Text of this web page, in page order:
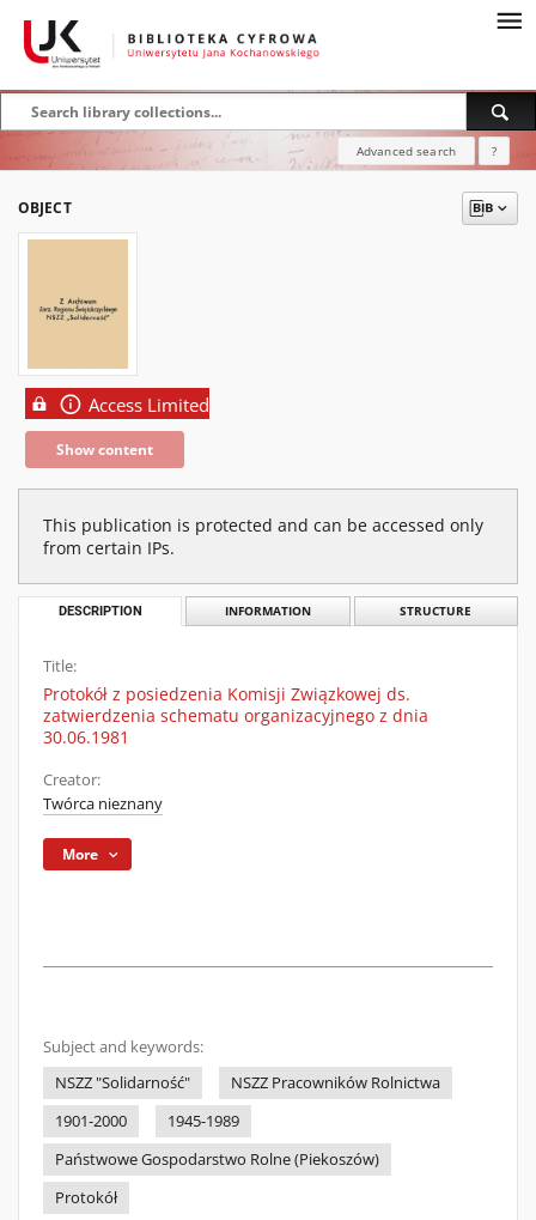
Advanced search ?
OBJECT
Access Limited
Show content
This publication is protected and can be accessed only
from certain IPs.
DESCRIPTION INFORMATION STRUCTURE
Title:
Protokół z posiedzenia Komisji Związkowej ds.
zatwierdzenia schematu organizacyjnego z dnia
30.06.1981
Creator:
Twórca nieznany
More
Subject and keywords:
NSZZ "Solidarność"
NSZZ Pracowników Rolnictwa
1901-2000
1945-1989
Państwowe Gospodarstwo Rolne (Piekoszów)
Protokół